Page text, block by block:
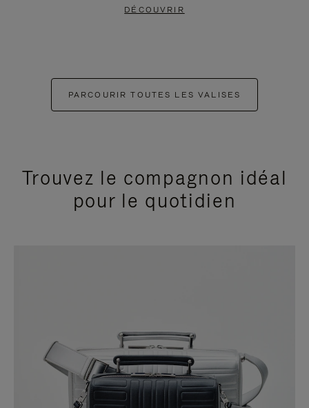
DÉCOUVRIR
PARCOURIR TOUTES LES VALISES
Trouvez le compagnon idéal
pour le quotidien